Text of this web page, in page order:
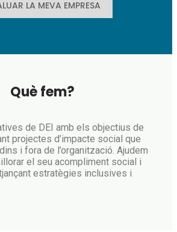
LA MEVA EMPRESA
Què fem?
de DEI amb els objectius de
projectes d’impacte social que
i fora de l’organització. Ajudem
el seu acompliment social i
estratègies inclusives i